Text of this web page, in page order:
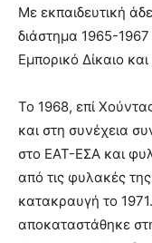
Με εκπαιδευτική
διάστημα 1965-
Εμπορικό Δίκαιο
Το 1968, επί
και στη συνέχεια
στο ΕΑΤ-ΕΣΑ και
από τις φυλακές
κατακραυγή το
αποκαταστάθηκε